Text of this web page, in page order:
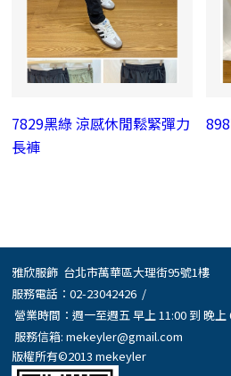
7829黑綠 涼感休閒鬆緊彈力
長褲
雅欣服飾 台北市萬華區大理街95號1樓
服務電話：02-23042426 /
營業時間：週一至週五 早上 11:00 到 晚
服務信箱:mekeyler@gmail.com
版權所有©2013 mekeyler